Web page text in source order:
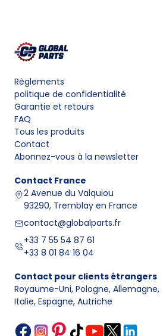
Règlements
politique de confidentialité
Garantie et retours
FAQ
Tous les produits
Contact
Abonnez-vous à la newsletter
Contact France
2 Avenue du Valquiou
93290, Tremblay en France
contact@globalparts.fr
+33 7 55 54 87 61
+33 8 01 84 16 04
Contact pour clients étrangers
Royaume-Uni, Pologne, Allemagne,
Italie, Espagne, Autriche